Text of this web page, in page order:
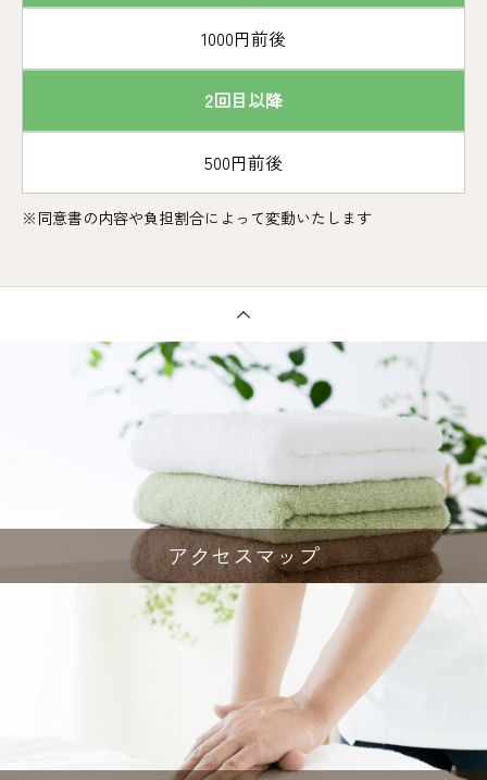
1000円前後
2回目以降
500円前後
※同意書の内容や負担割合によって変動いたします
アクセスマップ